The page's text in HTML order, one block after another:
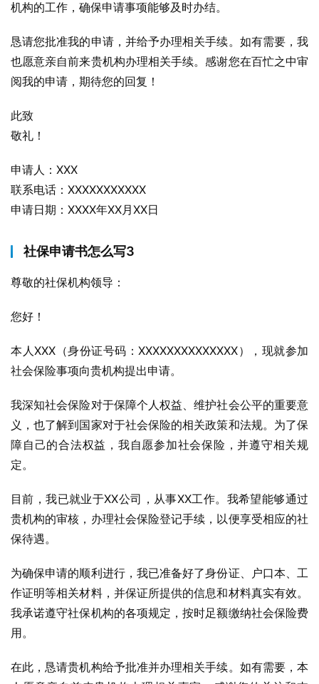
机构的工作，确保申请事项能够及时办结。
恳请您批准我的申请，并给予办理相关手续。如有需要，我
也愿意亲自前来贵机构办理相关手续。感谢您在百忙之中审
阅我的申请，期待您的回复！
此致
敬礼！
申请人：XXX
联系电话：XXXXXXXXXXX
申请日期：XXXX年XX月XX日
社保申请书怎么写3
尊敬的社保机构领导：
您好！
本人XXX（身份证号码：XXXXXXXXXXXXXX），现就参加
社会保险事项向贵机构提出申请。
我深知社会保险对于保障个人权益、维护社会公平的重要意
义，也了解到国家对于社会保险的相关政策和法规。为了保
障自己的合法权益，我自愿参加社会保险，并遵守相关规
定。
目前，我已就业于XX公司，从事XX工作。我希望能够通过
贵机构的审核，办理社会保险登记手续，以便享受相应的社
保待遇。
为确保申请的顺利进行，我已准备好了身份证、户口本、工
作证明等相关材料，并保证所提供的信息和材料真实有效。
我承诺遵守社保机构的各项规定，按时足额缴纳社会保险费
用。
在此，恳请贵机构给予批准并办理相关手续。如有需要，本